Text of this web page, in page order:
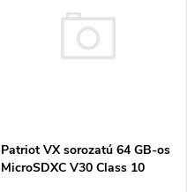
Patriot VX sorozatú 64 GB-os
MicroSDXC V30 Class 10